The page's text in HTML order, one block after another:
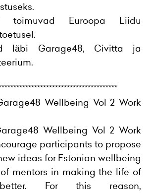
toimuvad Euroopa Liidu
läbi Garage48, Civitta ja
Wellbeing Vol 2 Work
Wellbeing Vol 2 Work
participants to propose
ideas for Estonian wellbeing
mentors in making the life of
For this reason,